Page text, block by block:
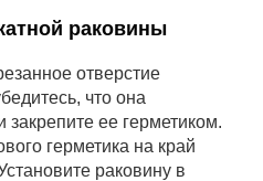
раковины
отверстие
что она
ее герметиком.
герметика на край
раковину в